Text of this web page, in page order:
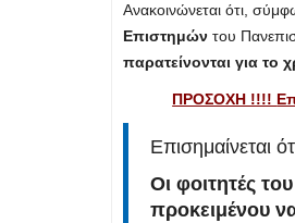
Ανακοινώνεται ότι,
Επιστημών του
παρατείνονται για το
ΠΡΟΣΟΧΗ !!!!
Επισημαίνεται
Οι φοιτητές του
προκειμένου